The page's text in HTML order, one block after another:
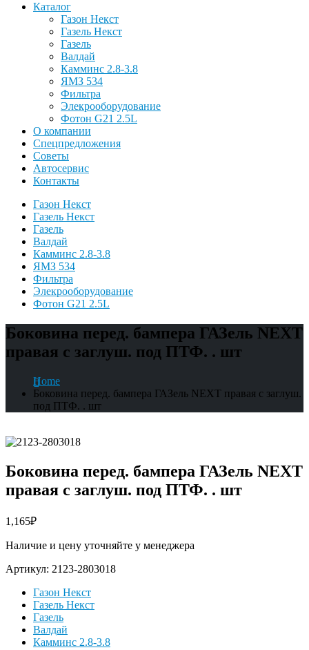
Каталог
Газон Некст
Газель Некст
Газель
Валдай
Камминс 2.8-3.8
ЯМЗ 534
Фильтра
Элекрооборудование
Фотон G21 2.5L
О компании
Спецпредложения
Советы
Автосервис
Контакты
Газон Некст
Газель Некст
Газель
Валдай
Камминс 2.8-3.8
ЯМЗ 534
Фильтра
Элекрооборудование
Фотон G21 2.5L
Боковина перед. бампера ГАЗель NEXT
правая с заглуш. под ПТФ. . шт
Home
Боковина перед. бампера ГАЗель NEXT правая с заглуш.
под ПТФ. . шт
Боковина перед. бампера ГАЗель NEXT
правая с заглуш. под ПТФ. . шт
1,165₽
Наличие и цену уточняйте у менеджера
Артикул: 2123-2803018
Газон Некст
Газель Некст
Газель
Валдай
Камминс 2.8-3.8